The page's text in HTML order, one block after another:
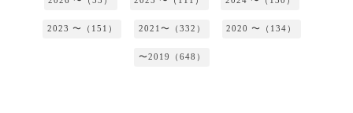
2023 〜（151） 2021〜（332） 2020 〜（134）
〜2019（648）